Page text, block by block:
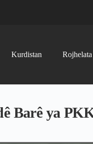
Kurdistan
Barê ya